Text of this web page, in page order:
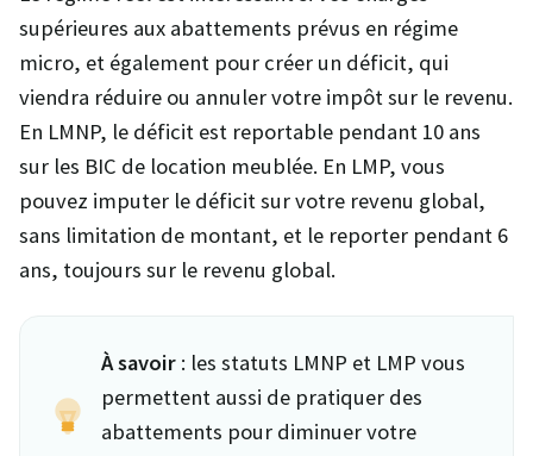
supérieures aux abattements prévus en régime
micro, et également pour créer un déficit, qui
viendra réduire ou annuler votre impôt sur le revenu.
En LMNP, le déficit est reportable pendant 10 ans
sur les BIC de location meublée. En LMP, vous
pouvez imputer le déficit sur votre revenu global,
sans limitation de montant, et le reporter pendant 6
ans, toujours sur le revenu global.
À savoir : les statuts LMNP et LMP vous
permettent aussi de pratiquer des
abattements pour diminuer votre